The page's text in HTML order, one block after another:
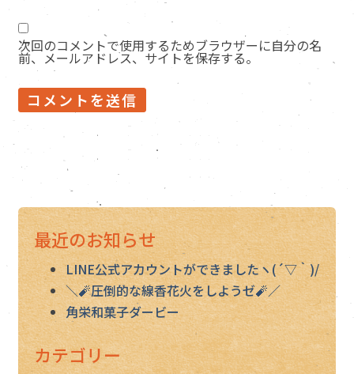
次回のコメントで使用するためブラウザーに自分の名
前、メールアドレス、サイトを保存する。
最近のお知らせ
LINE公式アカウントができましたヽ(´▽｀)/
＼🧨圧倒的な線香花火をしようゼ🧨／
角栄和菓子ダービー
カテゴリー